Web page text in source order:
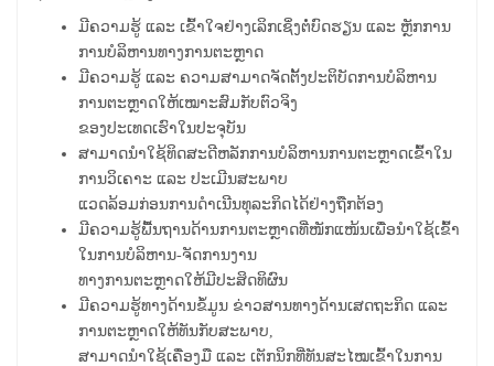
ມີຄວາມຮູ້ ແລະ ເຂົ້າໃຈຢ່າງເລິກເຊິ່ງຕໍ່ບົດຮຽນ ແລະ ຫຼັກການ
ການບໍລິຫານທາງການຕະຫຼາດ
ມີຄວາມຮູ້ ແລະ ຄວາມສາມາດຈັດຕັ້ງປະຕິບັດການບໍລິຫານ
ການຕະຫຼາດໃຫ້ເໝາະສົມກັບຕົວຈິງ
ຂອງປະເທດເຮົາໃນປະຈຸບັນ
ສາມາດນຳໃຊ້ທິດສະດີຫລັກການບໍລິຫານການຕະຫຼາດເຂົ້າໃນ
ການວິເຄາະ ແລະ ປະເມີນສະພາບ
ແວດລ້ອມກ່ອນການດຳເນີນທຸລະກິດໄດ້ຢ່າງຖືກຕ້ອງ
ມີຄວາມຮູ້ພື້ນຖານດ້ານການຕະຫຼາດທີ່ໜັກແໜ້ນເພື່ອນຳໃຊ້ເຂົ້າ
ໃນການບໍລິຫານ-ຈັດການງານ
ທາງການຕະຫຼາດໃຫ້ມີປະສິດທິຜົນ
ມີຄວາມຮູ້ທາງດ້ານຂໍ້ມູນ ຂ່າວສານທາງດ້ານເສດຖະກິດ ແລະ
ການຕະຫຼາດໃຫ້ທັນກັບສະພາບ,
ສາມາດນຳໃຊ້ເຄື່ອງມື ແລະ ເຕັກນິກທີ່ທັນສະໄໝເຂົ້າໃນການ